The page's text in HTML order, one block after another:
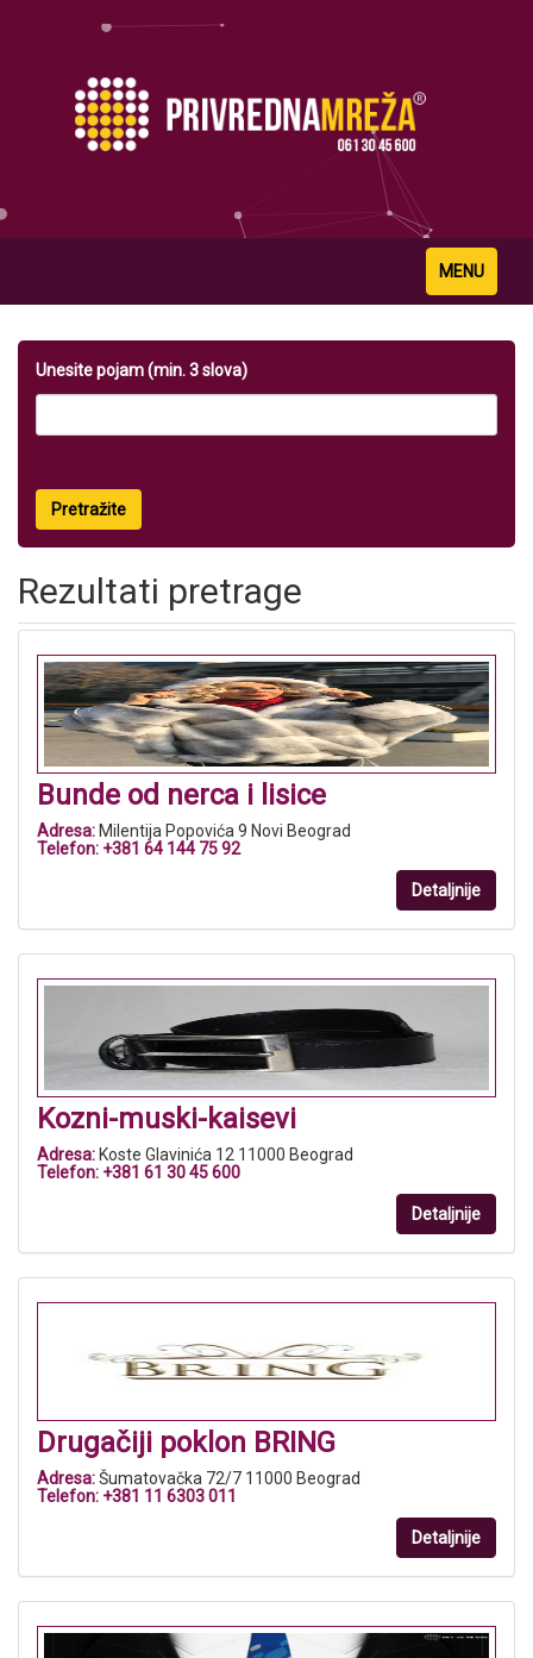
Toggle
navigation
MENU
Unesite pojam (min. 3 slova)
Pretražite
Rezultati pretrage
Bunde od nerca i lisice
Adresa: Milentija Popovića 9 Novi Beograd
Telefon: +381 64 144 75 92
Detaljnije
Kozni-muski-kaisevi
Adresa: Koste Glavinića 12 11000 Beograd
Telefon: +381 61 30 45 600
Detaljnije
Drugačiji poklon BRING
Adresa:Šumatovačka 72/7 11000 Beograd
Telefon: +381 11 6303 011
Detaljnije